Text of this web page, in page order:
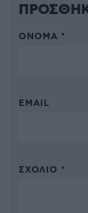
ΌΝΟΜΑ *
EMAIL
ΣΧΌΛΙΟ *